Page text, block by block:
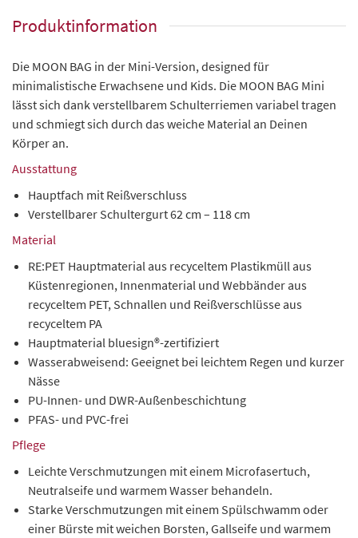
Produktinformation
Die MOON BAG in der Mini-Version, designed für
minimalistische Erwachsene und Kids. Die MOON BAG Mini
lässt sich dank verstellbarem Schulterriemen variabel tragen
und schmiegt sich durch das weiche Material an Deinen
Körper an.
Ausstattung
Hauptfach mit Reißverschluss
Verstellbarer Schultergurt 62 cm – 118 cm
Material
RE:PET Hauptmaterial aus recyceltem Plastikmüll aus
Küstenregionen, Innenmaterial und Webbänder aus
recyceltem PET, Schnallen und Reißverschlüsse aus
recyceltem PA
Hauptmaterial bluesign®-zertifiziert
Wasserabweisend: Geeignet bei leichtem Regen und kurzer
Nässe
PU-Innen- und DWR-Außenbeschichtung
PFAS- und PVC-frei
Pflege
Leichte Verschmutzungen mit einem Microfasertuch,
Neutralseife und warmem Wasser behandeln.
Starke Verschmutzungen mit einem Spülschwamm oder
einer Bürste mit weichen Borsten, Gallseife und warmem